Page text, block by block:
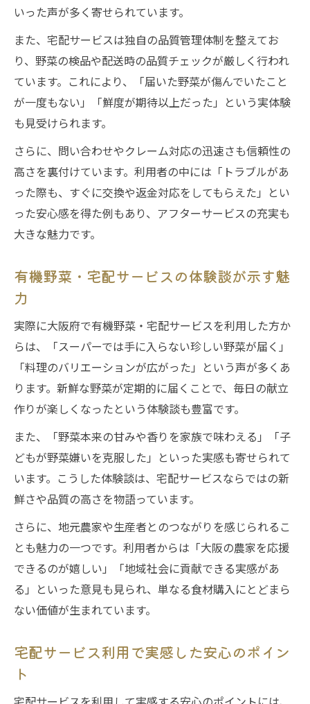
いった声が多く寄せられています。
また、宅配サービスは独自の品質管理体制を整えてお
り、野菜の検品や配送時の品質チェックが厳しく行われ
ています。これにより、「届いた野菜が傷んでいたこと
が一度もない」「鮮度が期待以上だった」という実体験
も見受けられます。
さらに、問い合わせやクレーム対応の迅速さも信頼性の
高さを裏付けています。利用者の中には「トラブルがあ
った際も、すぐに交換や返金対応をしてもらえた」とい
った安心感を得た例もあり、アフターサービスの充実も
大きな魅力です。
有機野菜・宅配サービスの体験談が示す魅
力
実際に大阪府で有機野菜・宅配サービスを利用した方か
らは、「スーパーでは手に入らない珍しい野菜が届く」
「料理のバリエーションが広がった」という声が多くあ
ります。新鮮な野菜が定期的に届くことで、毎日の献立
作りが楽しくなったという体験談も豊富です。
また、「野菜本来の甘みや香りを家族で味わえる」「子
どもが野菜嫌いを克服した」といった実感も寄せられて
います。こうした体験談は、宅配サービスならではの新
鮮さや品質の高さを物語っています。
さらに、地元農家や生産者とのつながりを感じられるこ
とも魅力の一つです。利用者からは「大阪の農家を応援
できるのが嬉しい」「地域社会に貢献できる実感があ
る」といった意見も見られ、単なる食材購入にとどまら
ない価値が生まれています。
宅配サービス利用で実感した安心のポイン
ト